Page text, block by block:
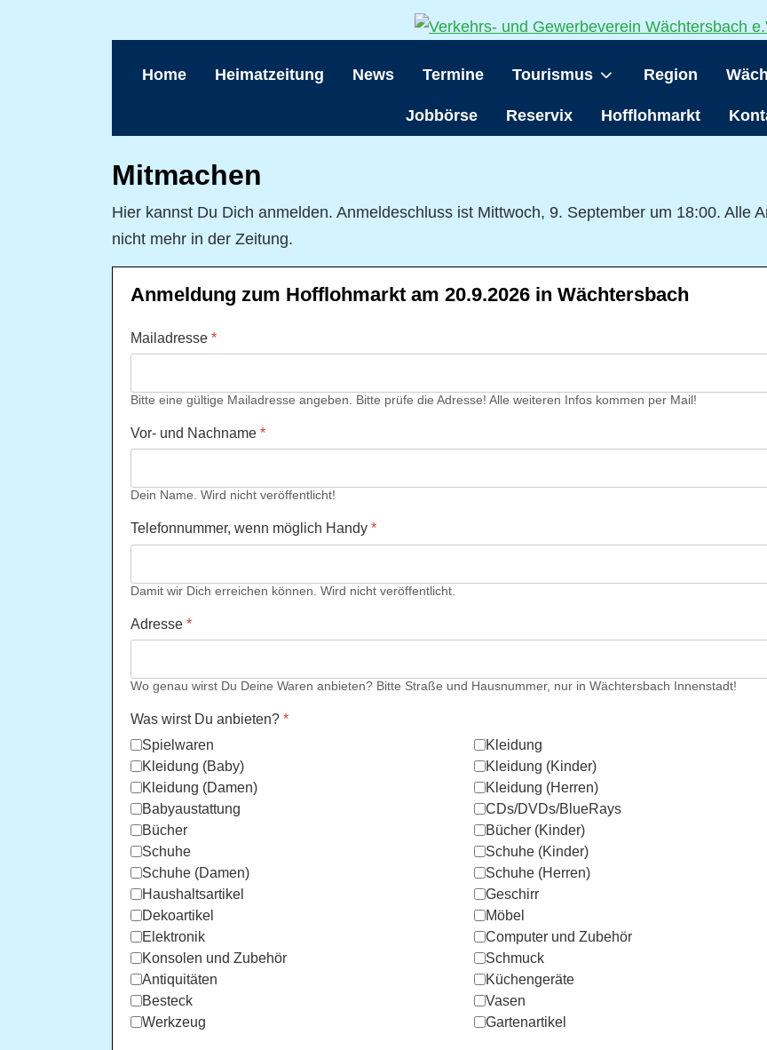
Home Heimatzeitung News Termine Tourismus Region
Jobbörse Reservix Hofflohmarkt
Mitmachen
Hier kannst Du Dich anmelden. Anmeldeschluss ist Mittwoch, 9. September um 18:00. Alle
nicht mehr in der Zeitung.
Anmeldung zum Hofflohmarkt am 20.9.2026 in Wächtersbach
Mailadresse *
Bitte eine gültige Mailadresse angeben. Bitte prüfe die Adresse! Alle weiteren Infos kommen per Mail!
Vor- und Nachname *
Dein Name. Wird nicht veröffentlicht!
Telefonnummer, wenn möglich Handy *
Damit wir Dich erreichen können. Wird nicht veröffentlicht.
Adresse *
Wo genau wirst Du Deine Waren anbieten? Bitte Straße und Hausnummer, nur in Wächtersbach Innenstadt!
Was wirst Du anbieten? *
Spielwaren
Kleidung
Kleidung (Baby)
Kleidung (Kinder)
Kleidung (Damen)
Kleidung (Herren)
Babyaustattung
CDs/DVDs/BlueRays
Bücher
Bücher (Kinder)
Schuhe
Schuhe (Kinder)
Schuhe (Damen)
Schuhe (Herren)
Haushaltsartikel
Geschirr
Dekoartikel
Möbel
Elektronik
Computer und Zubehör
Konsolen und Zubehör
Schmuck
Antiquitäten
Küchengeräte
Besteck
Vasen
Werkzeug
Gartenartikel